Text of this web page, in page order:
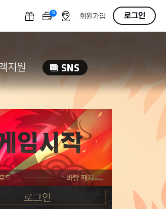
N OFF회원가입 로그인
지원